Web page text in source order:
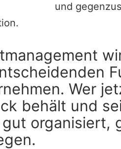
und
Wer
behält und
organisiert,